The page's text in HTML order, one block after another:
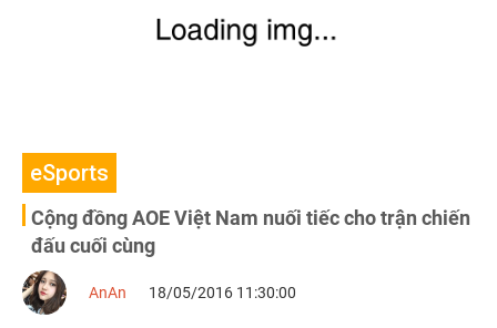
eSports
Cộng đồng AOE Việt Nam nuối tiếc cho trận chiến
đấu cuối cùng
AnAn 18/05/2016 11:30:00